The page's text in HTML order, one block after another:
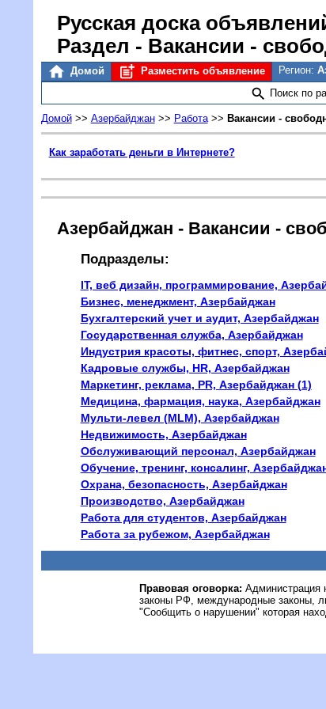
Русская доска
Раздел - Вакансии -
Домой Разместить объявление Регион:
Поиск по
Домой>> Азербайджан>> Работа>> Вакансии -
Как заработать деньги в Интернете?
Азербайджан - Вакансии -
Подразделы:
IT, веб дизайн, программирование,
Бизнес, менеджмент, Азербайджан
Бухгалтерский учет и аудит, Азербайджан
Государственная служба, Азербайджан
Индустрия красоты, фитнес, спорт,
Кадровые службы, HR, Азербайджан
Маркетинг, реклама, PR, Азербайджан (1)
Медицина, фармация, наука, Азербайджан
Мульти-левел (MLM), Азербайджан
Недвижимость, Азербайджан
Обслуживающий персонал, Азербайджан
Обучение, тренинг, консалинг,
Охрана, безопасность, Азербайджан
Производство, Азербайджан
Работа для студентов, Азербайджан
Работа за рубежом, Азербайджан
Правовая оговорка: Администрация
законы РФ, международные законы,
"Сообщить о нарушении" которая